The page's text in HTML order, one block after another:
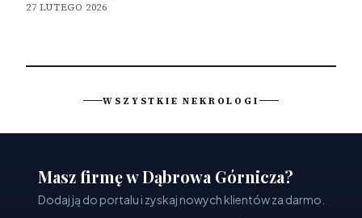
27 LUTEGO 2026
WSZYSTKIE NEKROLOGI
Masz firmę w Dąbrowa Górnicza?
Dodaj ją do portalu i zyskaj nowych klientów za darmo.